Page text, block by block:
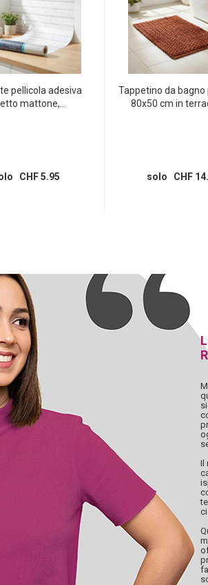
pellicola adesiva
mattone,...
CHF 5.95
Tappetino da
80x50 cm in
solo CHF
Il